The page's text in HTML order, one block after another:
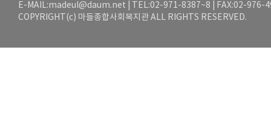
E-MAIL:madeul@daum.net | TEL:02-971-8387~8 | FAX:02-976-
COPYRIGHT(c) 마들종합사회복지관 ALL RIGHTS RESERVED.